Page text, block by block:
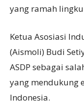
yang ramah
Ketua Asosiasi
(Aismoli) Budi
ASDP sebagai
yang mendukung
Indonesia.